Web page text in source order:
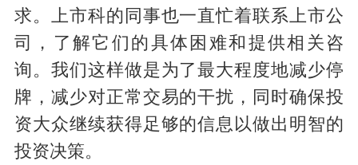
求。上市科的同事也一直忙着联系上市公
司，了解它们的具体困难和提供相关咨
询。我们这样做是为了最大程度地减少停
牌，减少对正常交易的干扰，同时确保投
资大众继续获得足够的信息以做出明智的
投资决策。